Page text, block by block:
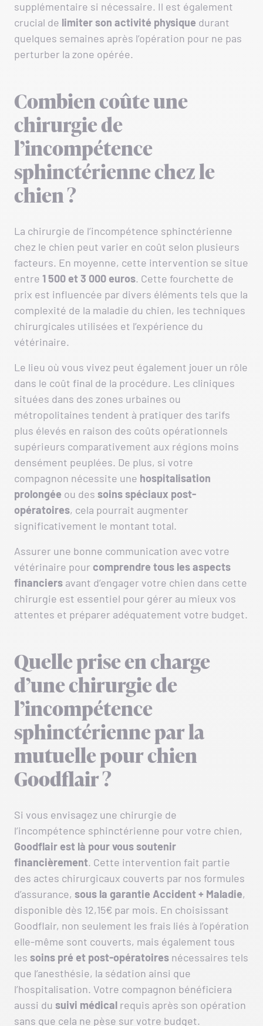
supplémentaire si nécessaire. Il est également
crucial de limiter son activité physique durant
quelques semaines après l’opération pour ne pas
perturber la zone opérée.
Combien coûte une
chirurgie de
l’incompétence
sphinctérienne chez le
chien ?
La chirurgie de l’incompétence sphinctérienne
chez le chien peut varier en coût selon plusieurs
facteurs. En moyenne, cette intervention se situe
entre 1 500 et 3 000 euros. Cette fourchette de
prix est influencée par divers éléments tels que la
complexité de la maladie du chien, les techniques
chirurgicales utilisées et l’expérience du
vétérinaire.
Le lieu où vous vivez peut également jouer un rôle
dans le coût final de la procédure. Les cliniques
situées dans des zones urbaines ou
métropolitaines tendent à pratiquer des tarifs
plus élevés en raison des coûts opérationnels
supérieurs comparativement aux régions moins
densément peuplées. De plus, si votre
compagnon nécessite une hospitalisation
prolongée ou des soins spéciaux post-
opératoires, cela pourrait augmenter
significativement le montant total.
Assurer une bonne communication avec votre
vétérinaire pour comprendre tous les aspects
financiers avant d’engager votre chien dans cette
chirurgie est essentiel pour gérer au mieux vos
attentes et préparer adéquatement votre budget.
Quelle prise en charge
d’une chirurgie de
l’incompétence
sphinctérienne par la
mutuelle pour chien
Goodflair ?
Si vous envisagez une chirurgie de
l’incompétence sphinctérienne pour votre chien,
Goodflair est là pour vous soutenir
financièrement. Cette intervention fait partie
des actes chirurgicaux couverts par nos formules
d’assurance, sous la garantie Accident + Maladie,
disponible dès 12,15€ par mois. En choisissant
Goodflair, non seulement les frais liés à l’opération
elle-même sont couverts, mais également tous
les soins pré et post-opératoires nécessaires tels
que l’anesthésie, la sédation ainsi que
l’hospitalisation. Votre compagnon bénéficiera
aussi du suivi médical requis après son opération
sans que cela ne pèse sur votre budget.